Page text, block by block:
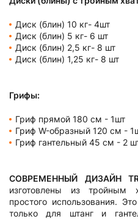
Диск (блин) 10 кг- 4шт
Диск (блин) 5 кг- 6 шт
Диск (блин) 2,5 кг- 8 шт
Диск (блин) 1,25 кг- 8 шт
Грифы:
Гриф прямой 180 см - 1шт
Гриф W-образный 120 см -
Гриф гантельный 45 см - 2
СОВРЕМЕННЫЙ ДИЗАЙН
изготовлены из тройным
простого использования.
только для штанг и